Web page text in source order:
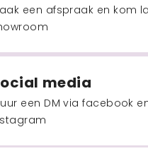
een afspraak en kom
media
een DM via facebook